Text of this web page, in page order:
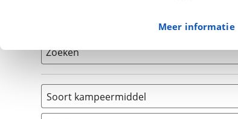
(fingerprinting)
Cookieverklaring.
Met cookies en
Functionele
Meer informatie
Zoeken
Soort kampeermiddel
Camper (2)